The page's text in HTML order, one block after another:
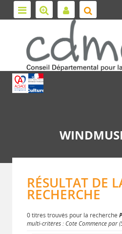
RÉSULTAT DE
RECHERCHE
0 titres trouvés pour la recherche
multi-critères : Cote Commence par